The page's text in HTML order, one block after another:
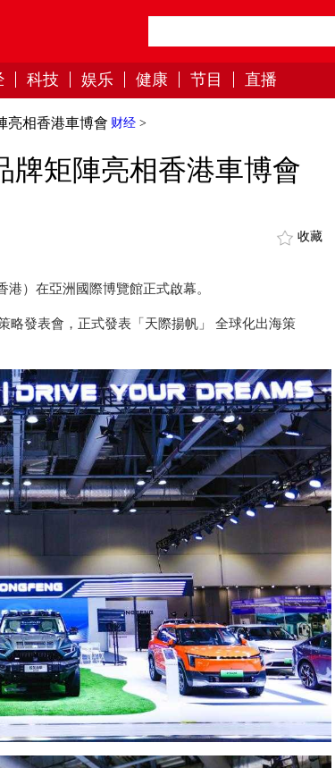
科技 娱乐 健康 节目 直播
财经 >
亮相香港車博會
牌矩陣亮相香港車博會
收藏
）在亞洲國際博覽館正式啟幕。
略發表會，正式發表「天際揚帆」 全球化出海策